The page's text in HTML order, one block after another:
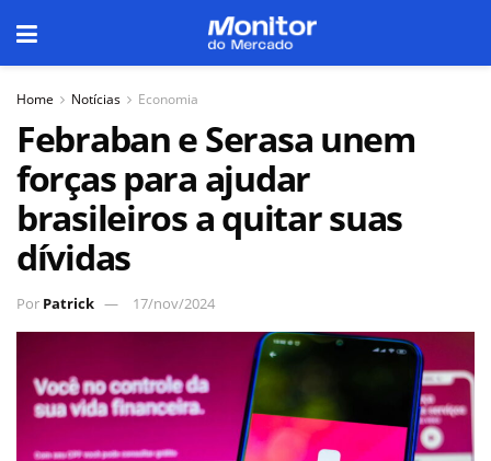
Home Notícias Economia
Febraban e Serasa unem
forças para ajudar
brasileiros a quitar suas
dívidas
Por Patrick 17/nov/2024